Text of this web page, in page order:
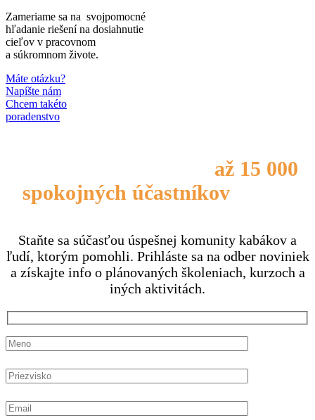
Zameriame sa na svojpomocné
hľadanie riešení na dosiahnutie
cieľov v pracovnom
a súkromnom živote.
Máte otázku?
Napíšte nám
Chcem takéto
poradenstvo
až 15 000
spokojných účastníkovnašich
Staňte sa súčasťou úspešnej komunity kabákov a
ľudí, ktorým pomohli. Prihláste sa na odber noviniek
a získajte info o plánovaných školeniach, kurzoch a
iných aktivitách.